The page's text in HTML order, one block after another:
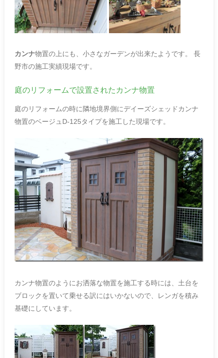
カンナ物置の上にも、小さなガーデンが出来たようです。 長
野市の施工実績現場です。
庭のリフォームで設置されたカンナ物置
庭のリフォームの時に隣地境界側にデイーズシェッドカンナ
物置のベージュD-125タイプを施工した現場です。
カンナ物置のようにお洒落な物置を施工する時には、土台を
ブロックを置いて乗せる訳にはいかないので、レンガを積み
基礎にしています。